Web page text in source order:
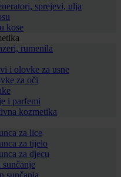
sprejevi, ulja
kose
rumenila
i olovke za usne
za oči
i parfemi
kozmetika
za lice
za tijelo
za djecu
sunčanje
sunčanja